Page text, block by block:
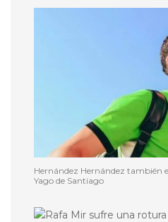
Hernández Hernández también
Yago de Santiago